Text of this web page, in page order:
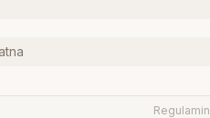
Regulamin